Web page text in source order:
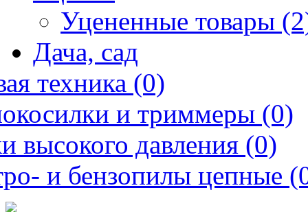
Уцененные товары
Дача, сад
техника (0)
и триммеры (0)
высокого давления (0)
и бензопилы цепные